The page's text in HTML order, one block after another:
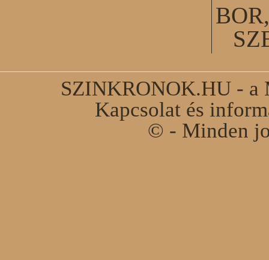
SZINKRONOK.HU - a
Kapcsolat és
© - Minden